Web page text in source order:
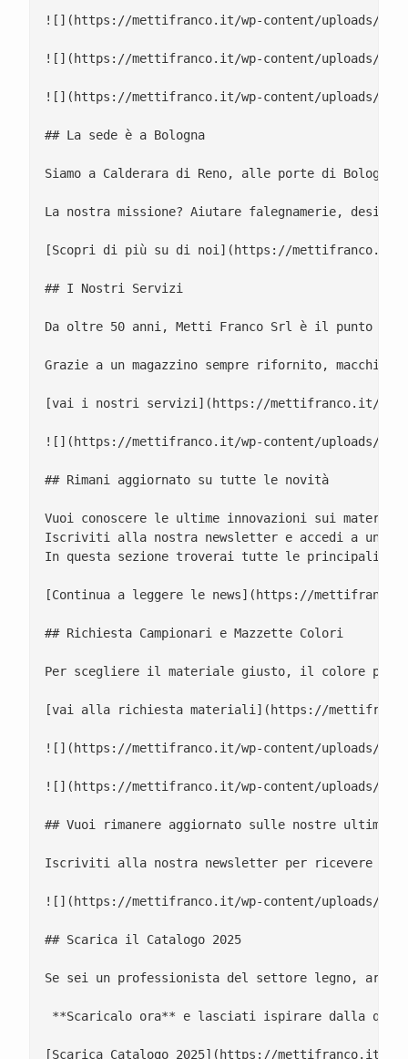
![](https://mettifranco.it/wp-content/uploads/
![](https://mettifranco.it/wp-content/uploads/2019/
![](https://mettifranco.it/wp-content/uploads/2019/
## La sede è a Bologna
Siamo a Calderara di Reno, alle porte di
La nostra missione? Aiutare falegnamerie,
[Scopri di più su di noi](https://mettifranco.it/
## I Nostri Servizi
Da oltre 50 anni, Metti Franco Srl è il punto di
Grazie a un magazzino sempre rifornito,
[vai i nostri servizi](https://mettifranco.it/
![](https://mettifranco.it/wp-content/uploads/2025/
## Rimani aggiornato su tutte le novità
Vuoi conoscere le ultime innovazioni sui
Iscriviti alla nostra newsletter e accedi a una
In questa sezione troverai tutte le principali
[Continua a leggere le news](https://
## Richiesta Campionari e Mazzette Colori
Per scegliere il materiale giusto, il colore
[vai alla richiesta materiali](https://
![](https://mettifranco.it/wp-content/uploads/2025/
![](https://mettifranco.it/wp-content/uploads/2025/
## Vuoi rimanere aggiornato sulle nostre ultime
Iscriviti alla nostra newsletter per ricevere
![](https://mettifranco.it/wp-content/uploads/2025/
## Scarica il Catalogo 2025
Se sei un professionista del settore legno,
**Scaricalo ora** e lasciati ispirare dalla
[Scarica Catalogo 2025](https://mettifranco.it/wp-